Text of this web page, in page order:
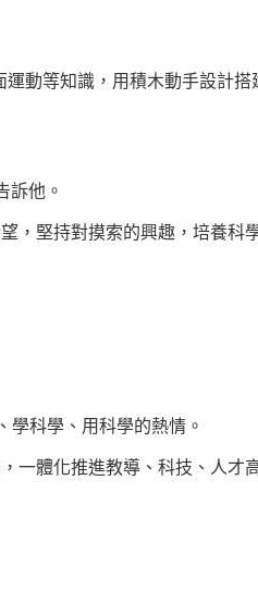
動等知識，用積木動手設計搭
訴他。
，堅持對摸索的興趣，培養科
科學、用科學的熱情。
一體化推進教導、科技、人才